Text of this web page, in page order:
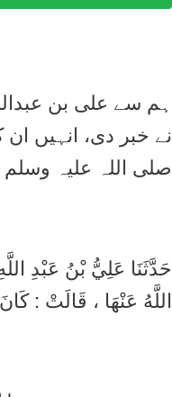
ہم سے علی بن
نے خبر دی، انہیں
صلی اللہ علیہ
حَدَّثَنَا عَلِيُّ بْنُ عَبْدِ
اللَّهُ عَنْهَا ، قَالَتْ :